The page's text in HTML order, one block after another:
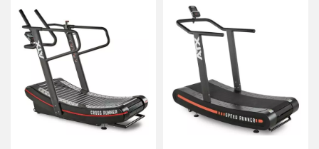
i
önskelista
i
jämför
till
i
önskelista
jämför